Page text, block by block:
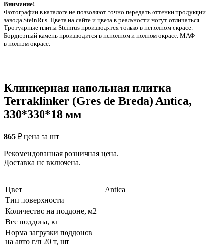
Внимание!
Фотографии в каталоге не позволяют точно передать оттенки продукции
заводa SteinRus. Цвета на сайте и цвета в реальности могут отличаться.
Тротуарные плиты Steinrus производятся только в неполном окрасе.
Бордюрный камень производится в неполном и полном окрасе. МАФ -
в полном окрасе.
Клинкерная напольная плитка
Terraklinker (Gres de Breda) Antica,
330*330*18 мм
865 ₽ цена за шт
Рекомендованная розничная цена.
Доставка не включена.
Цвет
Antica
Тип поверхности
Количество на поддоне, м2
Вес поддона, кг
Норма загрузки поддонов
на авто г/п 20 т, шт